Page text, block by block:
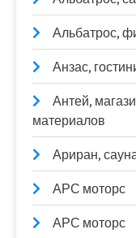
Альбатрос,
Анзас,
Антей,
материалов
Ариран,
АРС моторс
АРС моторс